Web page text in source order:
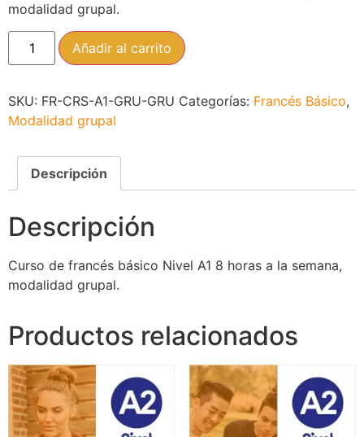
modalidad grupal.
Añadir al carrito
SKU: FR-CRS-A1-GRU-GRU Categorías: Francés Básico,
Modalidad grupal
Descripción
Descripción
Curso de francés básico Nivel A1 8 horas a la semana,
modalidad grupal.
Productos relacionados